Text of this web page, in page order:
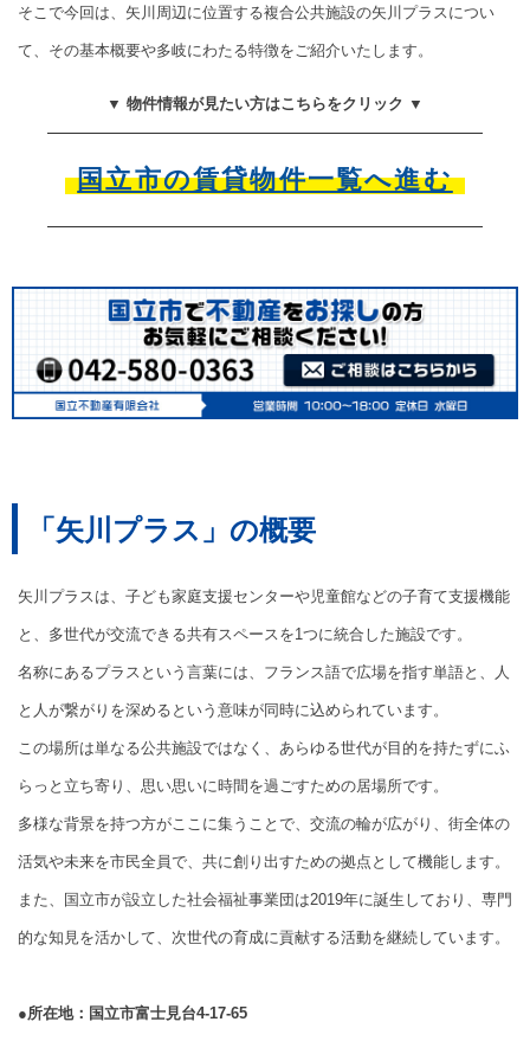
そこで今回は、矢川周辺に位置する複合公共施設の矢川プラスについ
て、その基本概要や多岐にわたる特徴をご紹介いたします。
▼ 物件情報が見たい方はこちらをクリック ▼
国立市の賃貸物件一覧へ進む
「矢川プラス」の概要
矢川プラスは、子ども家庭支援センターや児童館などの子育て支援機能
と、多世代が交流できる共有スペースを1つに統合した施設です。
名称にあるプラスという言葉には、フランス語で広場を指す単語と、人
と人が繋がりを深めるという意味が同時に込められています。
この場所は単なる公共施設ではなく、あらゆる世代が目的を持たずにふ
らっと立ち寄り、思い思いに時間を過ごすための居場所です。
多様な背景を持つ方がここに集うことで、交流の輪が広がり、街全体の
活気や未来を市民全員で、共に創り出すための拠点として機能します。
また、国立市が設立した社会福祉事業団は2019年に誕生しており、専門
的な知見を活かして、次世代の育成に貢献する活動を継続しています。
●所在地：国立市富士見台4-17-65